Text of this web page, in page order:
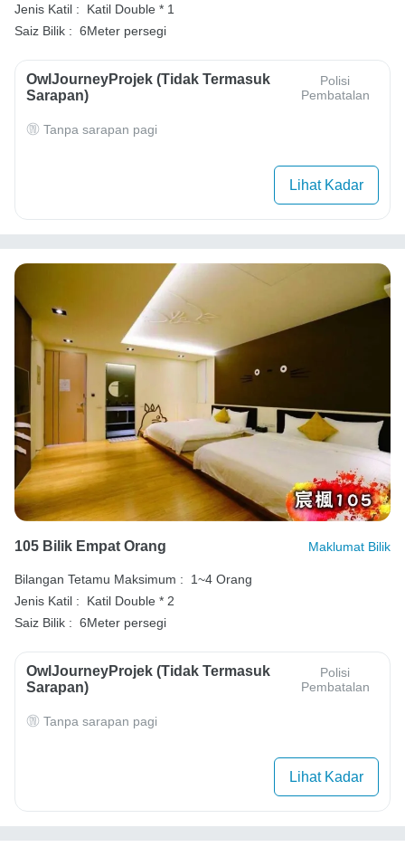
Jenis Katil :
Katil Double * 1
Saiz Bilik : 6Meter persegi
OwlJourneyProjek (Tidak Termasuk
Sarapan)
Polisi
Pembatalan
Tanpa sarapan pagi
Lihat Kadar
105 Bilik Empat Orang Maklumat Bilik
Bilangan Tetamu Maksimum :
1~4 Orang
Jenis Katil :
Katil Double * 2
Saiz Bilik : 6Meter persegi
OwlJourneyProjek (Tidak Termasuk
Sarapan)
Polisi
Pembatalan
Tanpa sarapan pagi
Lihat Kadar